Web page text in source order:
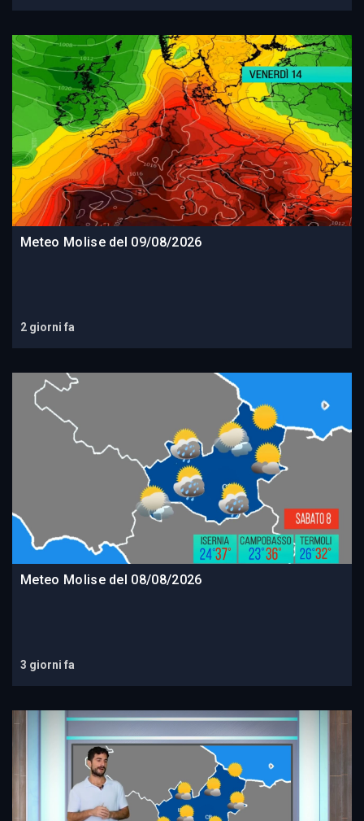
Meteo Molise del 09/08/2026
2 giorni fa
Meteo Molise del 08/08/2026
3 giorni fa